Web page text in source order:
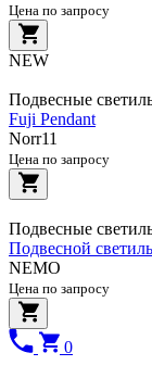
Цена по запросу
NEW
Подвесные
Fuji Pendant
Norr11
Цена по запросу
Подвесные
Подвесной
NEMO
Цена по запросу
0